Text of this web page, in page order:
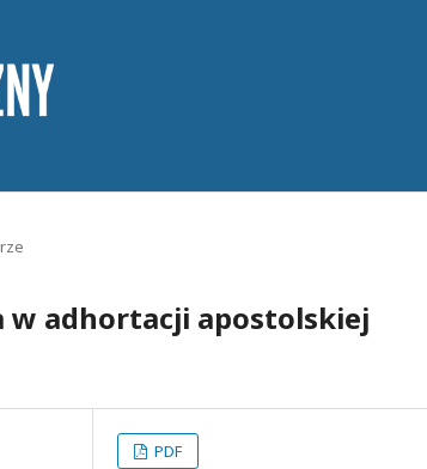
w adhortacji apostolskiej
PDF